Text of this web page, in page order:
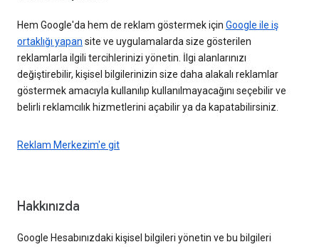
Hem Google'da hem de reklam göstermek için Google ile iş
ortaklığı yapan site ve uygulamalarda size gösterilen
reklamlarla ilgili tercihlerinizi yönetin. İlgi alanlarınızı
değiştirebilir, kişisel bilgilerinizin size daha alakalı reklamlar
göstermek amacıyla kullanılıp kullanılmayacağını seçebilir ve
belirli reklamcılık hizmetlerini açabilir ya da kapatabilirsiniz.
Reklam Merkezim'e git
Hakkınızda
Google Hesabınızdaki kişisel bilgileri yönetin ve bu bilgileri